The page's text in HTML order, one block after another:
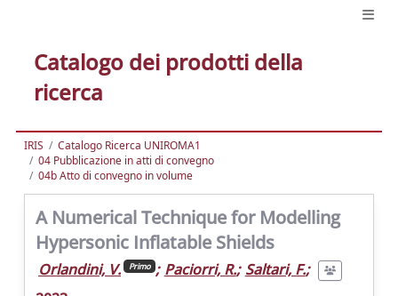
Catalogo dei prodotti della
ricerca
IRIS
Catalogo Ricerca UNIROMA1
04 Pubblicazione in atti di convegno
04b Atto di convegno in volume
A Numerical Technique for Modelling
Hypersonic Inflatable Shields
Orlandini, V. Primo ; Paciorri, R.; Saltari, F.;